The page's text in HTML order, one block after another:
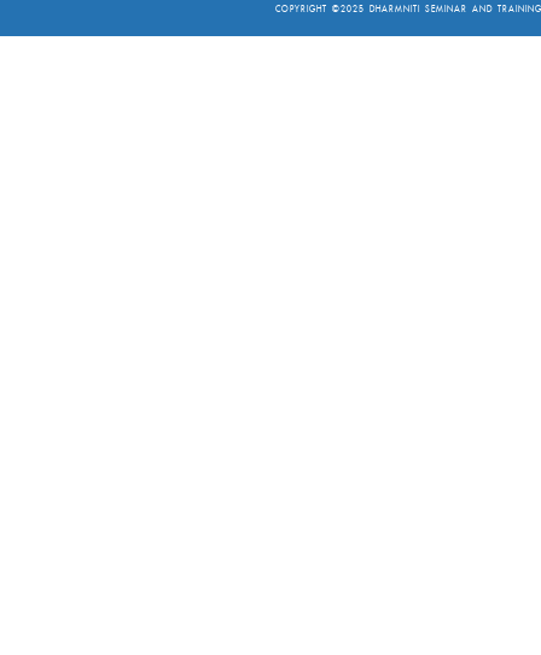
COPYRIGHT ©2025 DHARMNITI SEMINAR AND